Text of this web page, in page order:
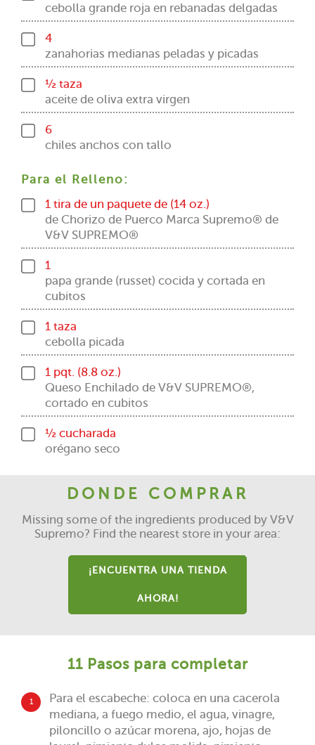
cebolla grande roja en rebanadas delgadas
4
zanahorias medianas peladas y picadas
½ taza
aceite de oliva extra virgen
6
chiles anchos con tallo
Para el Relleno:
1 tira de un paquete de (14 oz.)
de Chorizo de Puerco Marca Supremo® de
V&V SUPREMO®
1
papa grande (russet) cocida y cortada en
cubitos
1 taza
cebolla picada
1 pqt. (8.8 oz.)
Queso Enchilado de V&V SUPREMO®,
cortado en cubitos
½ cucharada
orégano seco
DONDE COMPRAR
Missing some of the ingredients produced by V&V
Supremo? Find the nearest store in your area:
¡ENCUENTRA UNA TIENDA
AHORA!
11 Pasos para completar
1
Para el escabeche: coloca en una cacerola
mediana, a fuego medio, el agua, vinagre,
piloncillo o azúcar morena, ajo, hojas de